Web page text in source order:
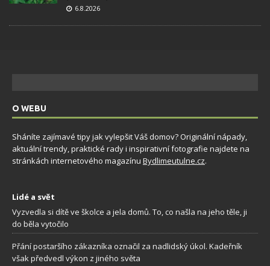
6.8.2026
O WEBU
Sháníte zajímavé tipy jak vylepšit Váš domov? Originální nápady,
aktuální trendy, praktické rady i inspirativní fotografie najdete na
stránkách internetového magazínu Bydlimeutulne.cz.
Lidé a svět
Vyzvedla si dítě ve školce a jela domů. To, co našla na jeho těle, ji
do běla vytočilo
Přání postaršího zákazníka označil za nadlidský úkol. Kadeřník
však předvedl výkon z jiného světa